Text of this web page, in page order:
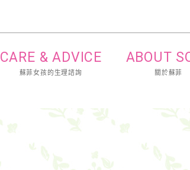
CARE & ADVICE
蘇菲女孩的生理諮詢
ABOUT
關於蘇菲